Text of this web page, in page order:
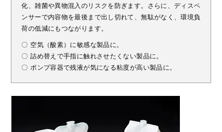
化、雑菌や異物混入のリスクを防ぎます。さらに、ディスペ
ンサーで内容物を最後まで出し切れて、無駄がなく、環境負
荷の低減にもつながります。
〇 空気（酸素）に敏感な製品に。
〇 詰め替えで手指に触れさせたくない製品に。
〇 ポンプ容器で残液が気になる粘度が高い製品に。